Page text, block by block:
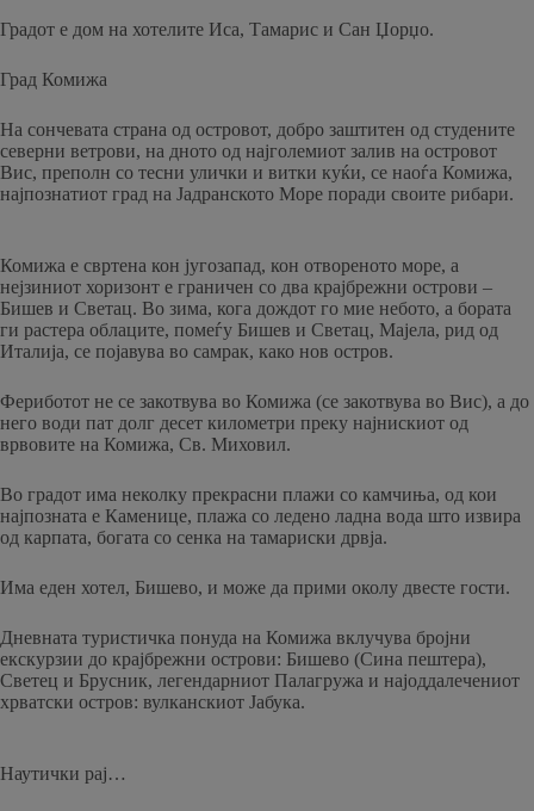
Градот е дом на хотелите Иса, Тамарис и Сан Џорџо.
Град Комижа
На сончевата страна од островот, добро заштитен од студените
северни ветрови, на дното од најголемиот залив на островот
Вис, преполн со тесни улички и витки куќи, се наоѓа Комижа,
најпознатиот град на Јадранското Море поради своите рибари.
Комижа е свртена кон југозапад, кон отвореното море, а
нејзиниот хоризонт е граничен со два крајбрежни острови –
Бишев и Светац. Во зима, кога дождот го мие небото, а бората
ги растера облаците, помеѓу Бишев и Светац, Мајела, рид од
Италија, се појавува во самрак, како нов остров.
Фериботот не се закотвува во Комижа (се закотвува во Вис), а до
него води пат долг десет километри преку најнискиот од
врвовите на Комижа, Св. Миховил.
Во градот има неколку прекрасни плажи со камчиња, од кои
најпозната е Каменице, плажа со ледено ладна вода што извира
од карпата, богата со сенка на тамариски дрвја.
Има еден хотел, Бишево, и може да прими околу двесте гости.
Дневната туристичка понуда на Комижа вклучува бројни
екскурзии до крајбрежни острови: Бишево (Сина пештера),
Светец и Брусник, легендарниот Палагружа и најоддалечениот
хрватски остров: вулканскиот Јабука.
Наутички рај…